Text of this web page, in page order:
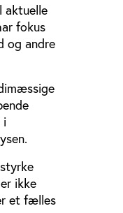
aktuelle
fokus
og andre
i
ikke
et fælles